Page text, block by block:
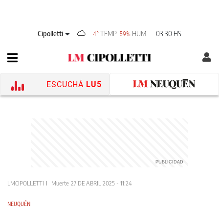
Cipolletti 4° TEMP 59% HUM 03:30 HS
ESCUCHÁ LU5
LMCIPOLLETTI Muerte 27 DE ABRIL 2025 - 11:24
NEUQUÉN